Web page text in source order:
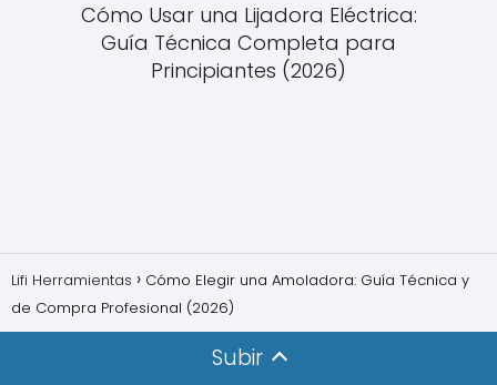
Cómo Usar una Lijadora Eléctrica:
Guía Técnica Completa para
Principiantes (2026)
Lifi Herramientas
Cómo Elegir una Amoladora: Guía Técnica y
de Compra Profesional (2026)
Subir